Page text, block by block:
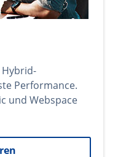
Performance.
und Webspace